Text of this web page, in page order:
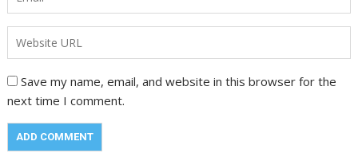
Save my name, email, and website in this browser for the
next time I comment.